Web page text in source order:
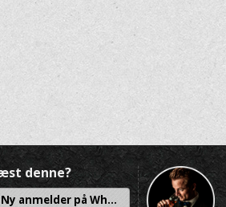
denne?
Ny anmelder på Wh...